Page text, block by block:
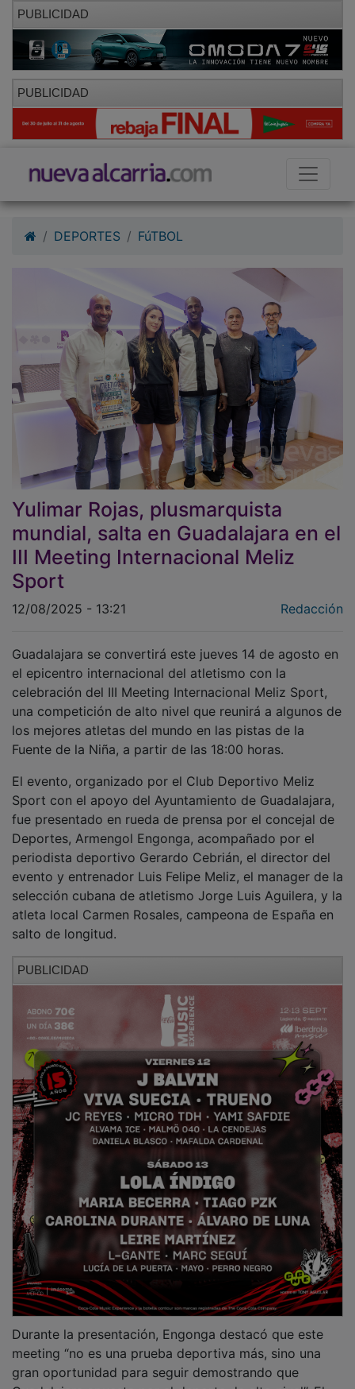
PUBLICIDAD
PUBLICIDAD
Yulimar Rojas, plusmarquista
mundial, salta en Guadalajara en el
III Meeting Internacional Meliz
Sport
12/08/2025 - 13:21
el epicentro internacional del atletismo con la
celebración del III Meeting Internacional Meliz Sport,
una competición de alto nivel que reunirá a algunos de
los mejores atletas del mundo en las pistas de la
Fuente de la Niña, a partir de las 18:00 horas.
Sport con el apoyo del Ayuntamiento de Guadalajara,
fue presentado en rueda de prensa por el concejal de
Deportes, Armengol Engonga, acompañado por el
periodista deportivo Gerardo Cebrián, el director del
evento y entrenador Luis Felipe Meliz, el manager de la
selección cubana de atletismo Jorge Luis Aguilera, y la
atleta local Carmen Rosales, campeona de España en
salto de longitud.
meeting “no es una prueba deportiva más, sino una
gran oportunidad para seguir demostrando que
Guadalajara apuesta por el deporte de alto nivel”. El